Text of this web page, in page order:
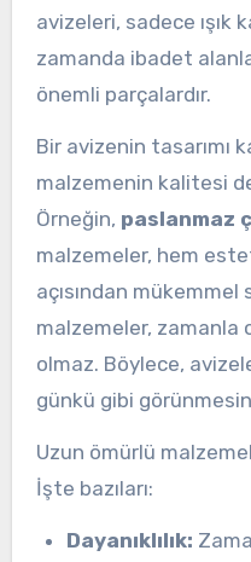
avizeleri, sadece ışık
zamanda ibadet
önemli parçalardır.
Bir avizenin tasarımı
malzemenin kalitesi
Örneğin, paslanmaz
malzemeler, hem
açısından
malzemeler,
olmaz. Böylece,
günkü gibi
Uzun ömürlü
İşte bazıları:
Dayanıklılık: